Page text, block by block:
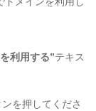
利用する”テキス
を押してくださ